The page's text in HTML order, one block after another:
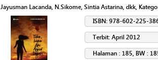
Jayusman Lacanda, N.Sikome, Sintia Astarina, dkk,
ISBN: 978-602-225-
Terbit: April 2012
Halaman : 185, BW :